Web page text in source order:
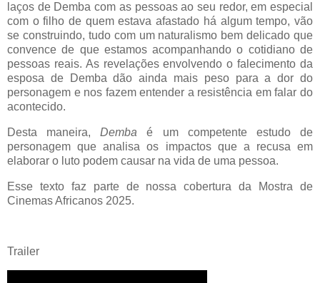
laços de Demba com as pessoas ao seu redor, em especial
com o filho de quem estava afastado há algum tempo, vão
se construindo, tudo com um naturalismo bem delicado que
convence de que estamos acompanhando o cotidiano de
pessoas reais. As revelações envolvendo o falecimento da
esposa de Demba dão ainda mais peso para a dor do
personagem e nos fazem entender a resistência em falar do
acontecido.
Desta maneira,Dembaé um competente estudo de
personagem que analisa os impactos que a recusa em
elaborar o luto podem causar na vida de uma pessoa.
Esse texto faz parte de nossa cobertura da Mostra de
Cinemas Africanos 2025.
Trailer